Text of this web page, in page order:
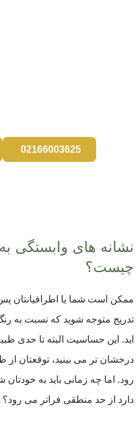
02166003625
نشانه‌ های وابستگی
چیست؟
ممکن است شما یا اطرافیانتان پس
تدریج متوجه شوید که نسبت به
‌اید. این حساسیت البته تا حدی
درخشان‌ تر می ‌بینید، توقعتان از
‌رود. اما چه زمانی باید به
دارد از حد منطقی فراتر می ‌رود؟